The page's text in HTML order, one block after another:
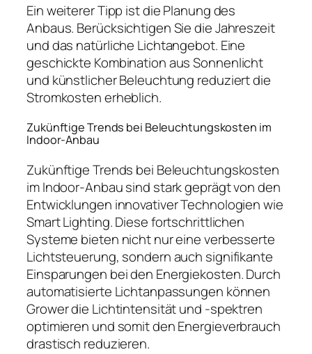
Ein weiterer Tipp ist die Planung des
Anbaus. Berücksichtigen Sie die Jahreszeit
und das natürliche Lichtangebot. Eine
geschickte Kombination aus Sonnenlicht
und künstlicher Beleuchtung reduziert die
Stromkosten erheblich.
Zukünftige Trends bei Beleuchtungskosten im
Indoor-Anbau
Zukünftige Trends bei Beleuchtungskosten
im Indoor-Anbau sind stark geprägt von den
Entwicklungen innovativer Technologien wie
Smart Lighting. Diese fortschrittlichen
Systeme bieten nicht nur eine verbesserte
Lichtsteuerung, sondern auch signifikante
Einsparungen bei den Energiekosten. Durch
automatisierte Lichtanpassungen können
Grower die Lichtintensität und -spektren
optimieren und somit den Energieverbrauch
drastisch reduzieren.